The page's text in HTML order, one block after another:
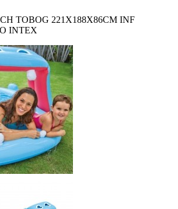
TOBOG 221X188X86CM INF
INTEX